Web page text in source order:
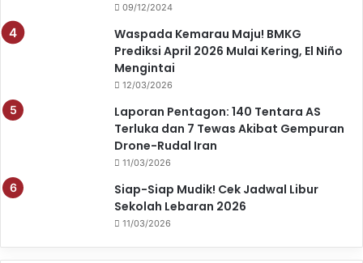
09/12/2024
Waspada Kemarau Maju! BMKG
Prediksi April 2026 Mulai Kering, El Niño
Mengintai
12/03/2026
Laporan Pentagon: 140 Tentara AS
Terluka dan 7 Tewas Akibat Gempuran
Drone-Rudal Iran
11/03/2026
Siap-Siap Mudik! Cek Jadwal Libur
Sekolah Lebaran 2026
11/03/2026